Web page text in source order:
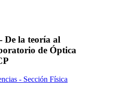
De la teorí­a al
de Óptica
- Sección Física